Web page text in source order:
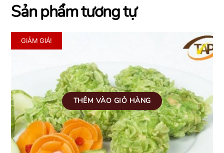
Sản phẩm tương tự
GIẢM GIÁ!
THÊM VÀO GIỎ HÀNG